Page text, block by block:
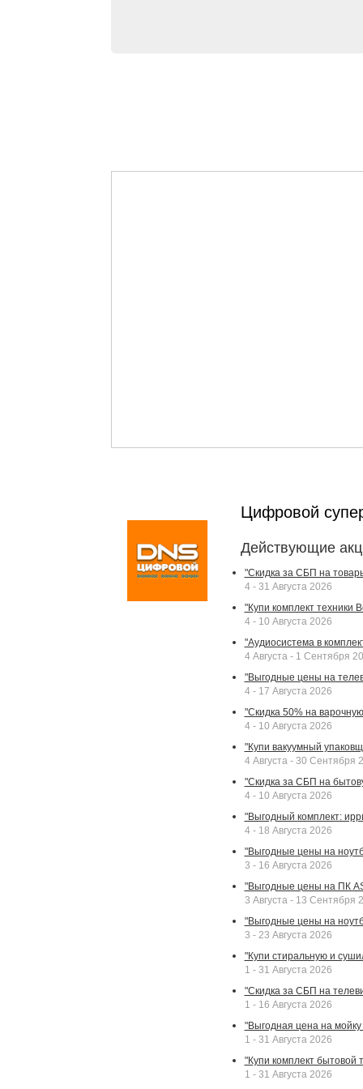
Цифровой
Действующие
"Скидка за СБП на
4 - 31 Августа 2026
"Купи комплект техники
4 - 10 Августа 2026
"Аудиосистема в
4 Августа - 1 Сентября
"Выгодные цены на
4 - 17 Августа 2026
"Скидка 50% на
4 - 10 Августа 2026
"Купи вакуумный
4 Августа - 30 Сентября
"Скидка за СБП на
4 - 10 Августа 2026
"Выгодный комплект:
4 - 18 Августа 2026
"Выгодные цены на
3 - 16 Августа 2026
"Выгодные цены на ПК
3 Августа - 13 Сентября
"Выгодные цены на
3 - 23 Августа 2026
"Купи стиральную и
1 - 31 Августа 2026
"Скидка за СБП на
1 - 16 Августа 2026
"Выгодная цена на
1 - 31 Августа 2026
"Купи комплект бытовой
1 - 31 Августа 2026